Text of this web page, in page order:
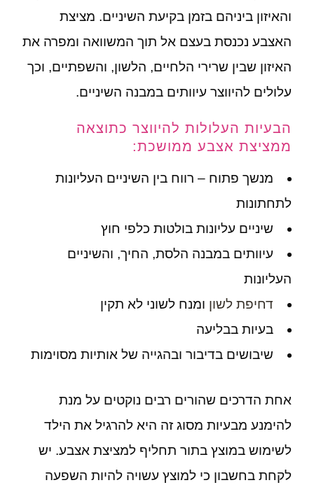
והאיזון ביניהם בזמן בקיעת השיניים. מציצת
האצבע נכנסת בעצם אל תוך המשוואה ומפרה את
האיזון שבין שרירי הלחיים, הלשון, והשפתיים, וכך
עלולים להיווצר עיוותים במבנה השיניים.
הבעיות העלולות להיווצר כתוצאה
ממציצת אצבע ממושכת:
מנשך פתוח – רווח בין השיניים העליונות
לתחתונות
שיניים עליונות בולטות כלפי חוץ
עיוותים במבנה הלסת, החיך, והשיניים
העליונות
דחיפת לשון ומנח לשוני לא תקין
בעיות בבליעה
שיבושים בדיבור ובהגייה של אותיות מסוימות
אחת הדרכים שהורים רבים נוקטים על מנת
להימנע מבעיות מסוג זה היא להרגיל את הילד
לשימוש במוצץ בתור תחליף למציצת אצבע. יש
לקחת בחשבון כי למוצץ עשויה להיות השפעה